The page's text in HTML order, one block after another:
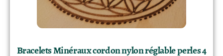
Bracelets Minéraux cordon nylon réglable perles 4